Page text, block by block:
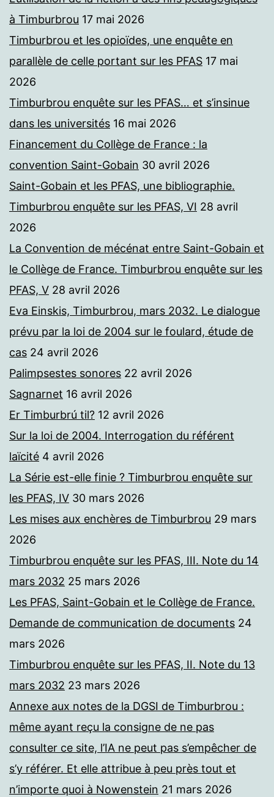
à Timburbrou 17 mai 2026
Timburbrou et les opioïdes, une enquête en
parallèle de celle portant sur les PFAS 17 mai
2026
Timburbrou enquête sur les PFAS… et s’insinue
dans les universités 16 mai 2026
Financement du Collège de France : la
convention Saint-Gobain 30 avril 2026
Saint-Gobain et les PFAS, une bibliographie.
Timburbrou enquête sur les PFAS, VI 28 avril
2026
La Convention de mécénat entre Saint-Gobain et
le Collège de France. Timburbrou enquête sur les
PFAS, V 28 avril 2026
Eva Einskis, Timburbrou, mars 2032. Le dialogue
prévu par la loi de 2004 sur le foulard, étude de
cas 24 avril 2026
Palimpsestes sonores 22 avril 2026
Sagnarnet 16 avril 2026
Er Timburbrú til? 12 avril 2026
Sur la loi de 2004. Interrogation du référent
laïcité 4 avril 2026
La Série est-elle finie ? Timburbrou enquête sur
les PFAS, IV 30 mars 2026
Les mises aux enchères de Timburbrou 29 mars
2026
Timburbrou enquête sur les PFAS, III. Note du 14
mars 2032 25 mars 2026
Les PFAS, Saint-Gobain et le Collège de France.
Demande de communication de documents 24
mars 2026
Timburbrou enquête sur les PFAS, II. Note du 13
mars 2032 23 mars 2026
Annexe aux notes de la DGSI de Timburbrou :
même ayant reçu la consigne de ne pas
consulter ce site, l’IA ne peut pas s’empêcher de
s’y référer. Et elle attribue à peu près tout et
n’importe quoi à Nowenstein 21 mars 2026